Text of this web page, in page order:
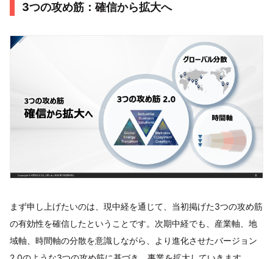
3つの攻め筋：確信から拡大へ
まず申し上げたいのは、現中経を通じて、当初掲げた3つの攻め筋
の有効性を確信したということです。次期中経でも、産業軸、地
域軸、時間軸の分散を意識しながら、より進化させたバージョン